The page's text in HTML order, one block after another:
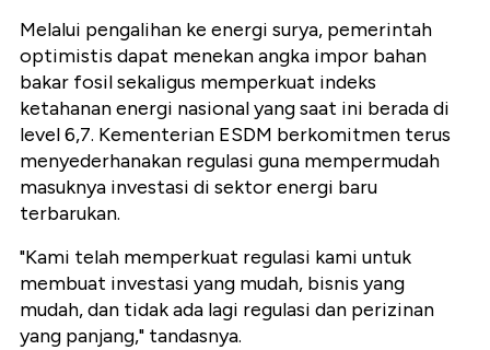
Melalui pengalihan ke energi surya, pemerintah
optimistis dapat menekan angka impor bahan
bakar fosil sekaligus memperkuat indeks
ketahanan energi nasional yang saat ini berada di
level 6,7. Kementerian ESDM berkomitmen terus
menyederhanakan regulasi guna mempermudah
masuknya investasi di sektor energi baru
terbarukan.
"Kami telah memperkuat regulasi kami untuk
membuat investasi yang mudah, bisnis yang
mudah, dan tidak ada lagi regulasi dan perizinan
yang panjang," tandasnya.